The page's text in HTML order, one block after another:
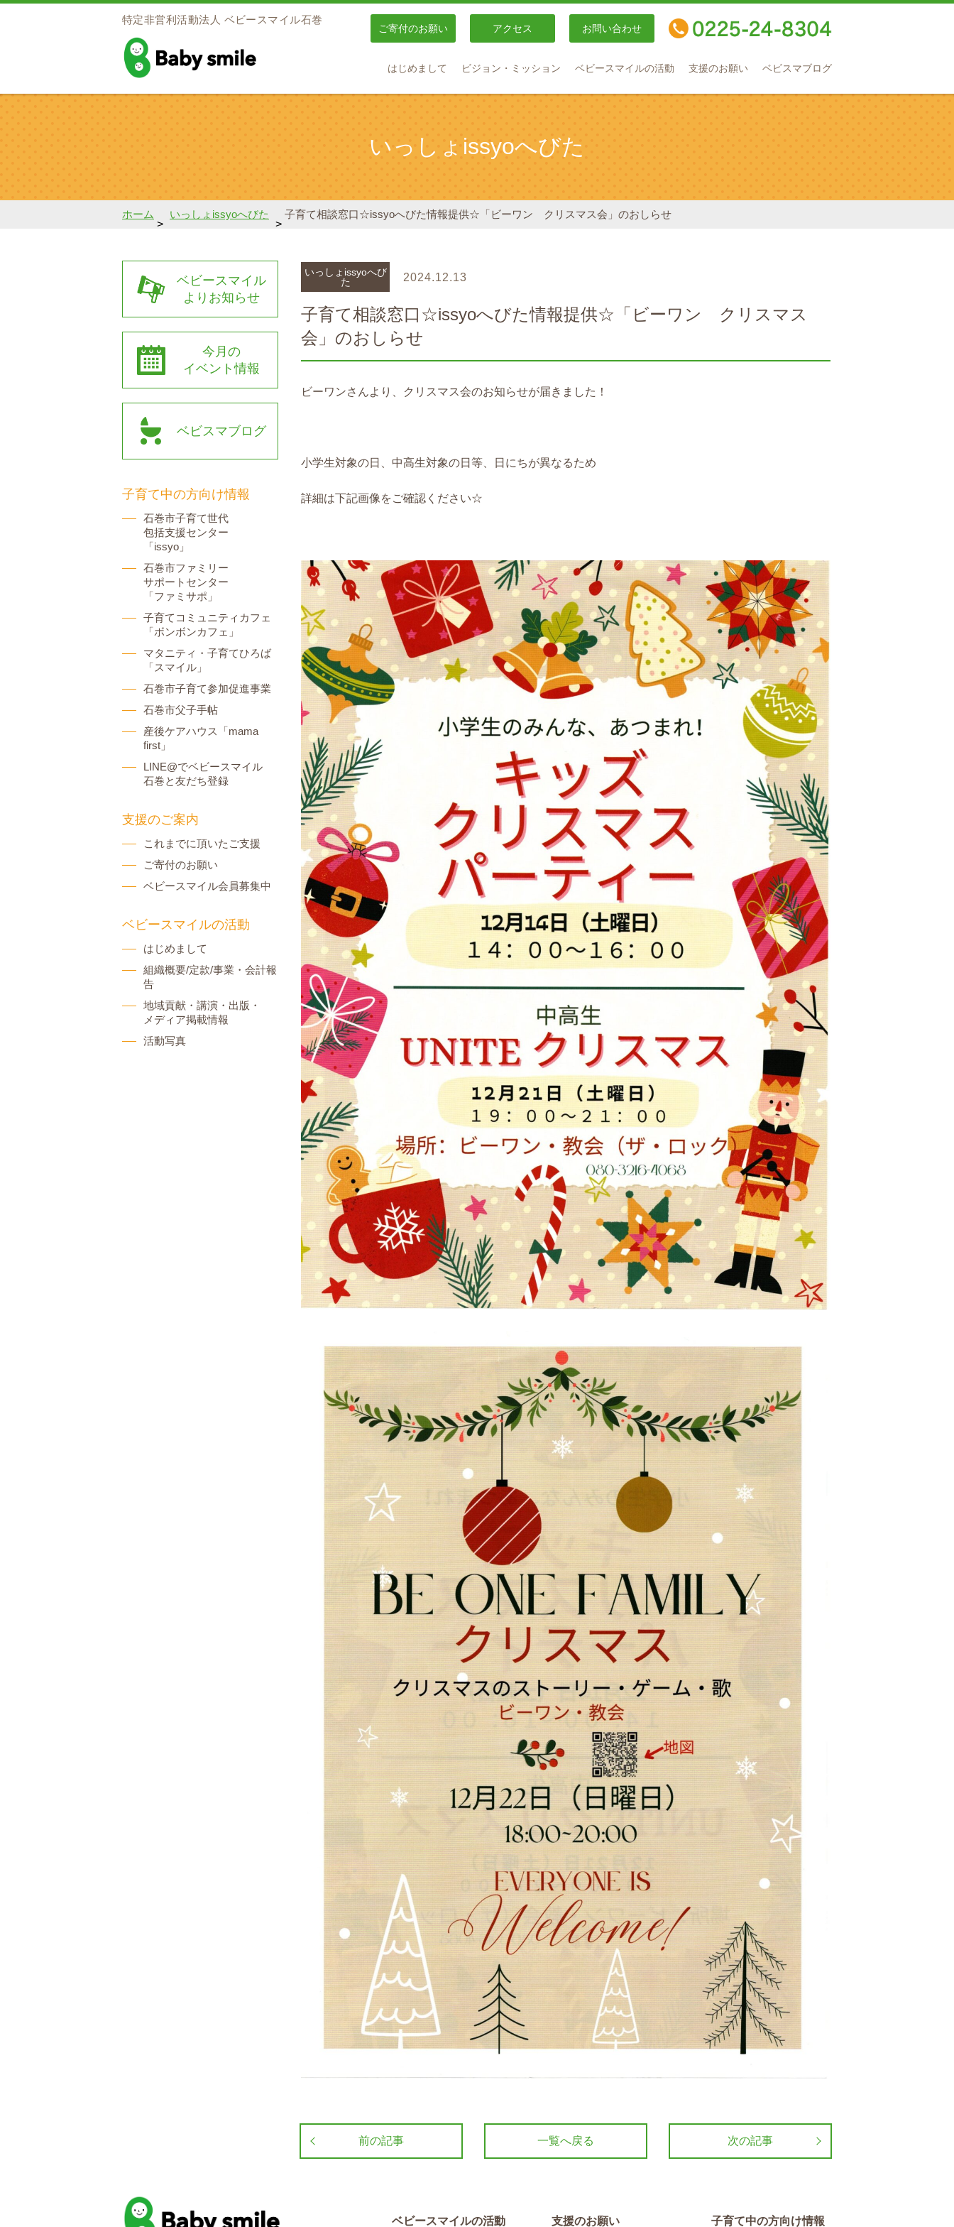
特定非営利活動法人 ベビースマイル石巻
ご寄付のお願い アクセス お問い合わせ
はじめまして ビジョン・ミッション ベビースマイルの活動 支援のお願い ベビスマブログ
いっしょissyoへびた
ホーム
>
いっしょissyoへびた
>
子育て相談窓口☆issyoへびた情報提供☆「ビーワン クリスマス会」のおしらせ
いっしょissyoへび
た
2024.12.13
子育て相談窓口☆issyoへびた情報提供☆「ビーワン クリスマス
会」のおしらせ
ビーワンさんより、クリスマス会のお知らせが届きました！
小学生対象の日、中高生対象の日等、日にちが異なるため
詳細は下記画像をご確認ください☆
前の記事 次の記事
一覧へ戻る
ベビースマイル
よりお知らせ
今月の
イベント情報
ベビスマブログ
子育て中の方向け情報
石巻市子育て世代
包括支援センター
「issyo」
石巻市ファミリー
サポートセンター
「ファミサポ」
子育てコミュニティカフェ
「ボンボンカフェ」
マタニティ・子育てひろば
「スマイル」
石巻市子育て参加促進事業
石巻市父子手帖
産後ケアハウス「mama
first」
LINE@でベビースマイル
石巻と友だち登録
支援のご案内
これまでに頂いたご支援
ご寄付のお願い
ベビースマイル会員募集中
ベビースマイルの活動
はじめまして
組織概要/定款/事業・会計報
告
地域貢献・講演・出版・
メディア掲載情報
活動写真
ベビースマイルの活動 支援のお願い 子育て中の方向け情報